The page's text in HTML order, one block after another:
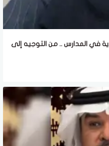
في المدارس .. من التوجيه إلى